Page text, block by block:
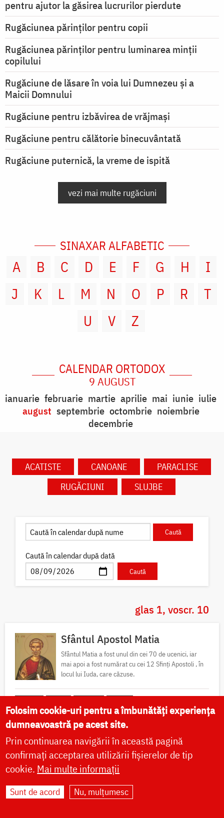
pentru ajutor la găsirea lucrurilor pierdute
Rugăciunea părinților pentru copii
Rugăciunea părinților pentru luminarea minţii
copilului
Rugăciune de lăsare în voia lui Dumnezeu şi a
Maicii Domnului
Rugăciune pentru izbăvirea de vrăjmași
Rugăciune pentru călătorie binecuvântată
Rugăciune puternică, la vreme de ispită
vezi mai multe rugăciuni
SINAXAR ALFABETIC
A B C D E F G H
I
J
K L M N O P R
T
U
V Z
CALENDAR ORTODOX
9 AUGUST
ianuarie februarie martie aprilie mai iunie iulie
august septembrie octombrie noiembrie
decembrie
ACATISTE CANOANE
PARACLISE
RUGĂCIUNI
SLUJBE
Caută în calendar după dată
glas 1, voscr. 10
Sfântul Apostol Matia
Sfântul Matia a fost unul din cei 70 de ucenici, iar
mai apoi a fost numărat cu cei 12 Sfinți Apostoli , în
locul lui Iuda, care căzuse.
Sfântul Mucenic Antonin
Sfinții 10 Mucenici Mărturisitori
Folosim cookie-uri pentru a îmbunătăți experiența
dumneavoastră pe acest site.
Prin continuarea navigării în această pagină
confirmați acceptarea utilizării fișierelor de tip
cookie. Mai multe informații
Sunt de acord Nu, mulțumesc